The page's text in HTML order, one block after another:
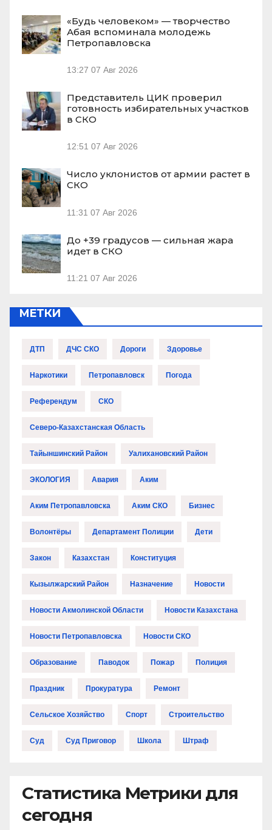
«Будь человеком» — творчество
Абая вспоминала молодежь
Петропавловска
13:27 07 Авг 2026
Представитель ЦИК проверил
готовность избирательных участков
в СКО
12:51 07 Авг 2026
Число уклонистов от армии растет в
СКО
11:31 07 Авг 2026
До +39 градусов — сильная жара
идет в СКО
11:21 07 Авг 2026
МЕТКИ
ДТП ДЧС СКО Дороги Здоровье
Наркотики Петропавловск Погода
Референдум СКО
Северо-Казахстанская Область
Тайыншинский Район Уалихановский Район
ЭКОЛОГИЯ Авария Аким
Аким Петропавловска Аким СКО Бизнес
Волонтёры Департамент Полиции Дети
Закон Казахстан Конституция
Кызылжарский Район Назначение Новости
Новости Акмолинской Области Новости Казахстана
Новости Петропавловска Новости СКО
Образование Паводок Пожар Полиция
Праздник Прокуратура Ремонт
Сельское Хозяйство Спорт Строительство
Суд Суд Приговор Школа Штраф
Статистика Метрики для
сегодня